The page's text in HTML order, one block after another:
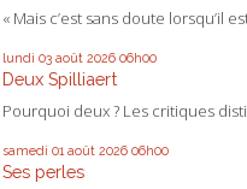
« Mais c’est sans doute lorsqu’il
lundi 03 août 2026 06h00
Deux Spilliaert
Pourquoi deux ? Les critiques
samedi 01 août 2026 06h00
Ses perles